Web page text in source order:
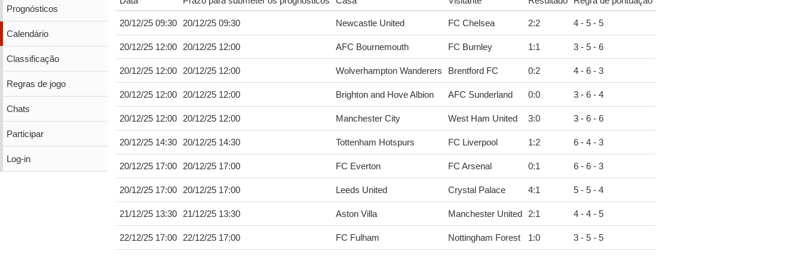
Prognósticos
Calendário
Classificação
Regras de jogo
Chats
Participar
Log-in
20/12/25 09:30 20/12/25 09:30 Newcastle United FC Chelsea 2:2 4 - 5 - 5
20/12/25 12:00 20/12/25 12:00 AFC Bournemouth FC Burnley 1:1 3 - 5 - 6
20/12/25 12:00 20/12/25 12:00 Wolverhampton Wanderers Brentford FC 0:2 4 - 6 - 3
20/12/25 12:00 20/12/25 12:00 Brighton and Hove Albion AFC Sunderland 0:0 3 - 6 - 4
20/12/25 12:00 20/12/25 12:00 Manchester City West Ham United 3:0 3 - 6 - 6
20/12/25 14:30 20/12/25 14:30 Tottenham Hotspurs FC Liverpool 1:2 6 - 4 - 3
20/12/25 17:00 20/12/25 17:00 FC Everton FC Arsenal 0:1 6 - 6 - 3
20/12/25 17:00 20/12/25 17:00 Leeds United Crystal Palace 4:1 5 - 5 - 4
21/12/25 13:30 21/12/25 13:30 Aston Villa Manchester United 2:1 4 - 4 - 5
22/12/25 17:00 22/12/25 17:00 FC Fulham Nottingham Forest 1:0 3 - 5 - 5